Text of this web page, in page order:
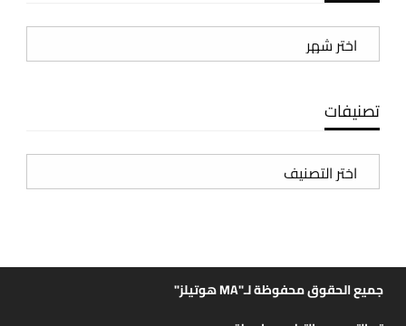
الأرشيف
تصنيفات
تصنيفات
جميع الحقوق محفوظة لـ"MA هوتيلز"